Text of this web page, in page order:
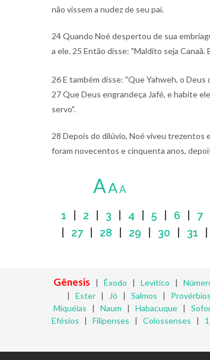
não vissem a nudez de seu pai.
24 Quando Noé despertou de sua
a ele. 25 Então disse: "Maldito seja
26 E também disse: "Que Yahweh, o
27 Que Deus engrandeça Jafé, e habite
servo".
28 Depois do dilúvio, Noé viveu trezentos
foram novecentos e cinquenta anos,
AAA
1 2 3 4 5 6 7
27| 28 29 30 31
Gênesis | Êxodo | Levítico |
| Ester| Jó | Salmos | Provérbios
Miquéias | Naum | Habacuque |
Efésios | Filipenses | Colossenses |